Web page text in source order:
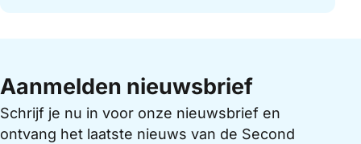
Aanmelden nieuwsbrief
Schrijf je nu in voor onze nieuwsbrief en
ontvang het laatste nieuws van de Second